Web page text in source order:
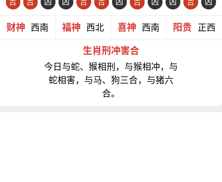
财神 西南 福神 西北 喜神 西南 阳贵 正西
生肖刑冲害合
今日与蛇、猴相刑，与猴相冲，与
蛇相害，与马、狗三合，与猪六
合。